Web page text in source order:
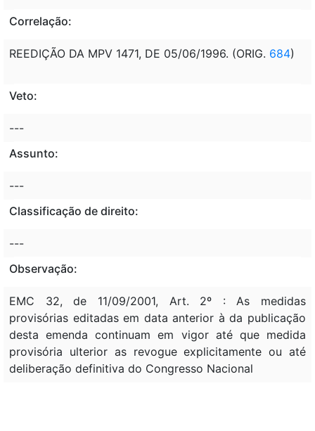
Correlação:
REEDIÇÃO DA MPV 1471, DE 05/06/1996. (ORIG. 684)
Veto:
---
Assunto:
---
Classificação de direito:
---
Observação:
EMC 32, de 11/09/2001, Art. 2º : As medidas
provisórias editadas em data anterior à da publicação
desta emenda continuam em vigor até que medida
provisória ulterior as revogue explicitamente ou até
deliberação definitiva do Congresso Nacional